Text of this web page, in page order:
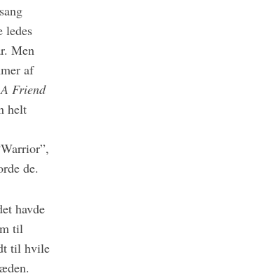
ledes
Men
af
Friend
helt
de.
havde
til
til hvile